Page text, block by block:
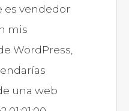
es vendedor
mis
WordPress,
una web